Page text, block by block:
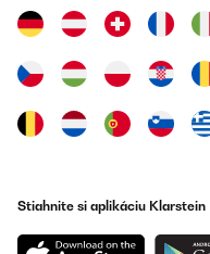
Stiahnite si aplikáciu Klarstein